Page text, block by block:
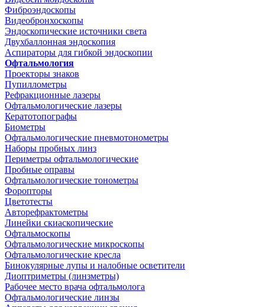
Фиброэндоскопы
Видеобронхоскопы
Эндоскопические источники света
Двухбаллонная эндоскопия
Аспираторы для гибкой эндоскопии
Офтальмология
Проекторы знаков
Пупиллометры
Рефракционные лазеры
Офтальмологические лазеры
Кератотопографы
Биометры
Офтальмологические пневмотонометры
Наборы пробных линз
Периметры офтальмологические
Пробные оправы
Офтальмологические тонометры
Форопторы
Цветотесты
Авторефрактометры
Линейки скиаскопические
Офтальмоскопы
Офтальмологические микроскопы
Офтальмологические кресла
Бинокулярные лупы и налобные осветители
Диоптриметры (линзметры)
Рабочее место врача офтальмолога
Офтальмологические линзы